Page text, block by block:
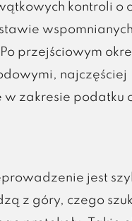
kontroli o
przejściowym
najczęściej
zakresie podatku
jest
z góry, czego